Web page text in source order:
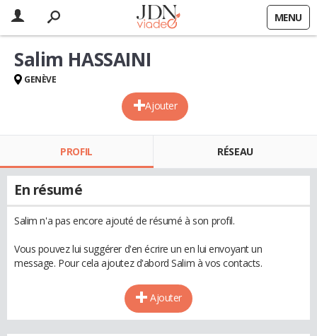
MENU
Ajouter
Salim HASSAINI
GENÈVE
PROFIL RÉSEAU
En résumé
Salim n'a pas encore ajouté de résumé à son profil.
Vous pouvez lui suggérer d'en écrire un en lui envoyant un
message. Pour cela ajoutez d'abord Salim à vos contacts.
Ajouter